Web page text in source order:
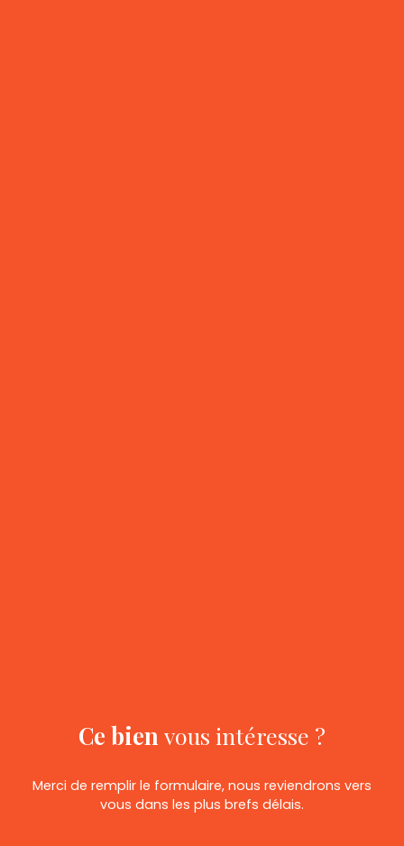
Ce bien vous intéresse ?
Merci de remplir le formulaire, nous reviendrons vers
vous dans les plus brefs délais.